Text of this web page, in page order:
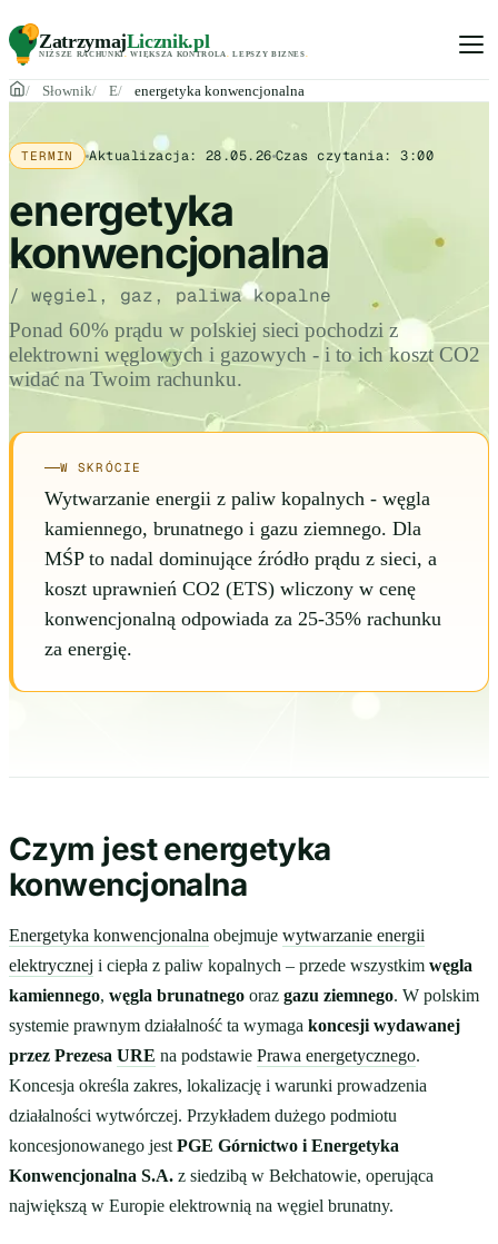
ZatrzymajLicznik.pl
NIŻSZE RACHUNKI. WIĘKSZA KONTROLA LEPSZY BIZNES
Słownik E energetyka konwencjonalna
TERMIN Aktualizacja:28.05.26 Czas czytania:3:00
energetyka
konwencjonalna
/ węgiel, gaz, paliwa kopalne
Ponad 60% prądu w polskiej sieci pochodzi z
elektrowni węglowych i gazowych - i to ich koszt CO2
widać na Twoim rachunku.
W SKRÓCIE
Wytwarzanie energii z paliw kopalnych - węgla
kamiennego, brunatnego i gazu ziemnego. Dla
MŚP to nadal dominujące źródło prądu z sieci, a
koszt uprawnień CO2 (ETS) wliczony w cenę
konwencjonalną odpowiada za 25-35% rachunku
za energię.
Czym jest energetyka
konwencjonalna
Energetyka konwencjonalna obejmuje wytwarzanie energii
elektrycznej i ciepła z paliw kopalnych – przede wszystkim węgla
kamiennego, węgla brunatnego oraz gazu ziemnego. W polskim
systemie prawnym działalność ta wymaga koncesji wydawanej
przez Prezesa URE na podstawie Prawa energetycznego.
Koncesja określa zakres, lokalizację i warunki prowadzenia
działalności wytwórczej. Przykładem dużego podmiotu
koncesjonowanego jest PGE Górnictwo i Energetyka
Konwencjonalna S.A. z siedzibą w Bełchatowie, operująca
największą w Europie elektrownią na węgiel brunatny.